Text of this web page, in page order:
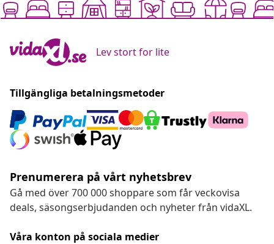
Lev stort for lite
Tillgängliga betalningsmetoder
Prenumerera på vårt nyhetsbrev
Gå med över 700 000 shoppare som får veckovisa
deals, säsongserbjudanden och nyheter från vidaXL.
Våra konton på sociala medier